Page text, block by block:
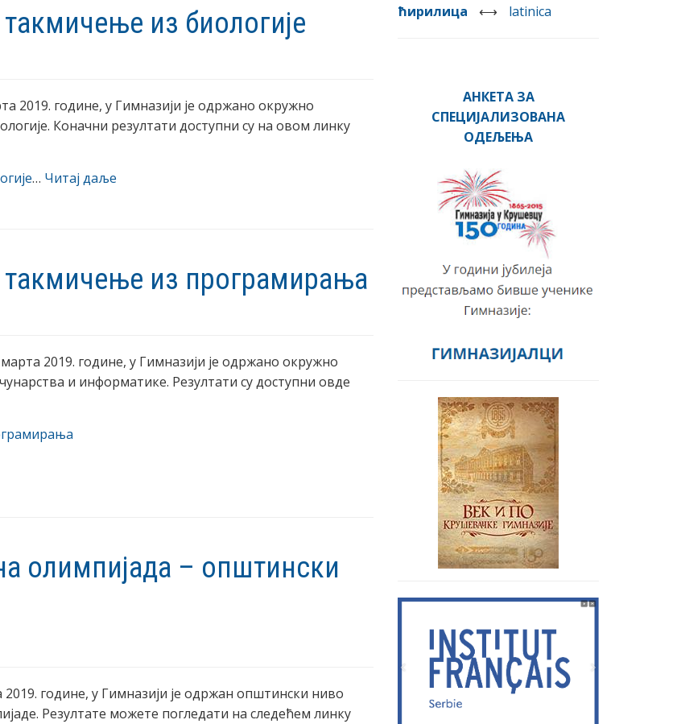
из биологије
2019. године, у Гимназији је одржано окружно
Коначни резултати доступни су на овом линку
… Читај даље
из програмирања
2019. године, у Гимназији је одржано окружно
и информатике. Резултати су доступни овде
олимпијада – општински
2019. године, у Гимназији је одржан општински ниво
Резултате можете погледати на следећем линку
ћирилица ⟷ latinica
АНКЕТА ЗА
СПЕЦИЈАЛИЗОВАНА
ОДЕЉЕЊА